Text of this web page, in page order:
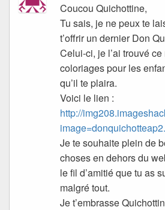
Coucou Quichottine,
Tu sais, je ne peux te
t’offrir un dernier Don
Celui-ci, je l’ai trouvé
coloriages pour les
qu’il te plaira.
Voici le lien :
http://
Je te souhaite plein de
choses en dehors du
le fil d’amitié que tu as
malgré tout.
Je t’embrasse